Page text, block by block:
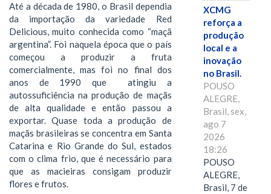
Até a década de 1980, o Brasil dependia
da importação da variedade Red
Delicious, muito conhecida como “maçã
argentina”. Foi naquela época que o país
começou a produzir a fruta
comercialmente, mas foi no final dos
anos de 1990 que atingiu a
autossuficiência na produção de maçãs
de alta qualidade e então passou a
exportar. Quase toda a produção de
maçãs brasileiras se concentra em Santa
Catarina e Rio Grande do Sul, estados
com o clima frio, que é necessário para
que as macieiras consigam produzir
flores e frutos.
XCMG
reforça a
produção
local e a
inovação
no Brasil.
POUSO
ALEGRE,
Brasil, sex,
ago 7
2026
18:26
POUSO
ALEGRE,
Brasil, 7 de